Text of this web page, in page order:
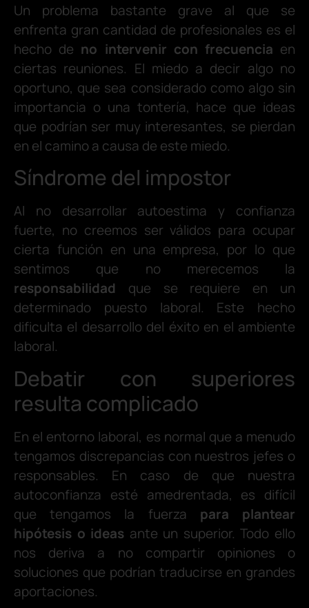
Un problema bastante grave al que se
enfrenta gran cantidad de profesionales es el
hecho de no intervenir con frecuencia en
ciertas reuniones. El miedo a decir algo no
oportuno, que sea considerado como algo sin
importancia o una tontería, hace que ideas
que podrían ser muy interesantes, se pierdan
en el camino a causa de este miedo.
Síndrome del impostor
Al no desarrollar autoestima y confianza
fuerte, no creemos ser válidos para ocupar
cierta función en una empresa, por lo que
sentimos que no merecemos la
responsabilidad que se requiere en un
determinado puesto laboral. Este hecho
dificulta el desarrollo del éxito en el ambiente
laboral.
Debatir con superiores
resulta complicado
En el entorno laboral, es normal que a menudo
tengamos discrepancias con nuestros jefes o
responsables. En caso de que nuestra
autoconfianza esté amedrentada, es difícil
que tengamos la fuerza para plantear
hipótesis o ideas ante un superior. Todo ello
nos deriva a no compartir opiniones o
soluciones que podrían traducirse en grandes
aportaciones.